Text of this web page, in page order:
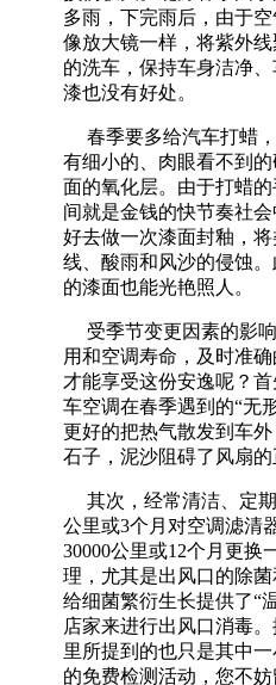
多雨，下完雨后，由于
像放大镜一样，将紫外
的洗车，保持车身洁净
漆也没有好处。
春季要多给汽车打蜡，
有细小的、肉眼看不到
面的氧化层。由于打蜡
间就是金钱的快节奏社
好去做一次漆面封釉，
线、酸雨和风沙的侵蚀
的漆面也能光艳照人。
受季节变更因素的影响
用和空调寿命，及时准
才能享受这份安逸呢？
车空调在春季遇到的“无
更好的把热气散发到车
石子，泥沙阻碍了风扇
其次，经常清洁、定期
公里或3个月对空调滤清
30000公里或12个月更
理，尤其是出风口的除
给细菌繁衍生长提供了“
店家来进行出风口消毒
里所提到的也只是其中
的免费检测活动，您不